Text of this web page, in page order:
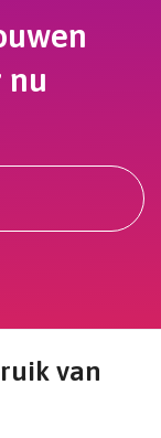
nu
van